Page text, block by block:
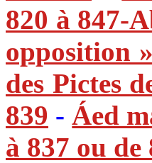
820 à 847-
opposition
des Pictes
839 -Áed
à 837 ou de